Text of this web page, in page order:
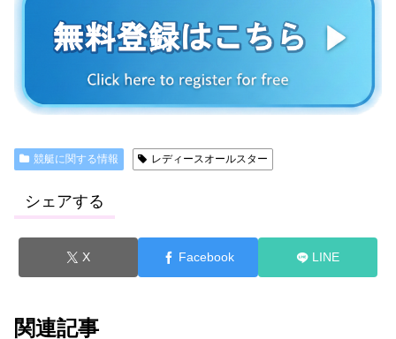
競艇に関する情報 レディースオールスター
シェアする
X Facebook LINE
関連記事